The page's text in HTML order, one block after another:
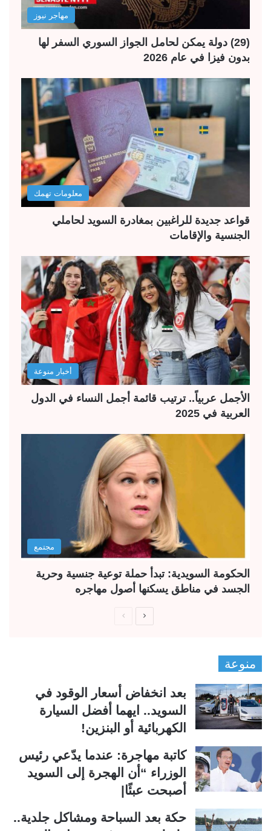
مهاجر نيوز
(29) دولة يمكن لحامل الجواز السوري السفر لها
بدون فيزا في عام 2026
معلومات تهمك
قواعد جديدة للراغبين بمغادرة السويد لحاملي
الجنسية والإقامات
أخبار منوعة
الأجمل عربياً.. ترتيب قائمة أجمل النساء في الدول
العربية في 2025
مجتمع
الحكومة السويدية: تبدأ حملة توعية جنسية وحرية
الجسد في مناطق يسكنها أصول مهاجره
ح
ا
ل
س
ا
ب
ة
ل
ا
منوعة
بعد انخفاض أسعار الوقود في
السويد.. ايهما أفضل السيارة
الكهربائية أو البنزين!
كاتبة مهاجرة: عندما يدّعي رئيس
الوزراء “أن الهجرة إلى السويد
أصبحت عبئًا|
حكة بعد السباحة ومشاكل جلدية..